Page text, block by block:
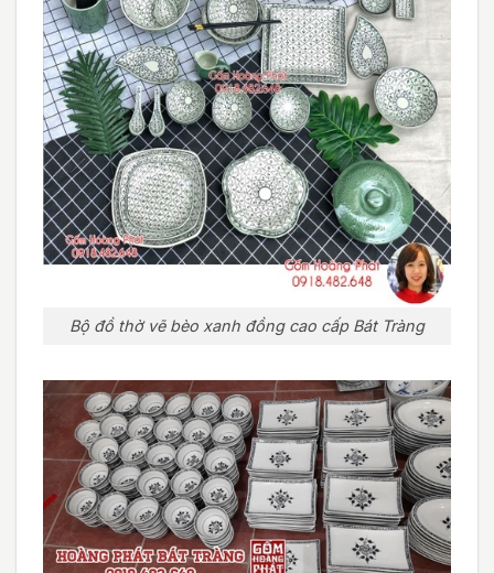
Bộ đồ thờ vẽ bèo xanh đồng cao cấp Bát Tràng